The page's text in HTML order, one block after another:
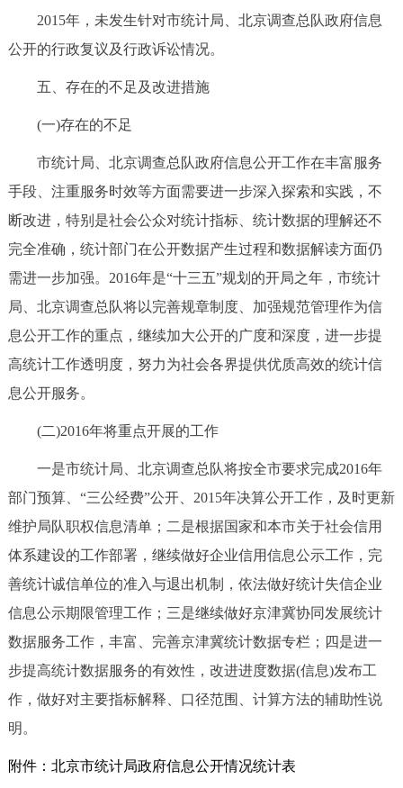
2015年，未发生针对市统计局、北京调查总队政府信息
公开的行政复议及行政诉讼情况。
五、存在的不足及改进措施
(一)存在的不足
市统计局、北京调查总队政府信息公开工作在丰富服务
手段、注重服务时效等方面需要进一步深入探索和实践，不
断改进，特别是社会公众对统计指标、统计数据的理解还不
完全准确，统计部门在公开数据产生过程和数据解读方面仍
需进一步加强。2016年是“十三五”规划的开局之年，市统计
局、北京调查总队将以完善规章制度、加强规范管理作为信
息公开工作的重点，继续加大公开的广度和深度，进一步提
高统计工作透明度，努力为社会各界提供优质高效的统计信
息公开服务。
(二)2016年将重点开展的工作
一是市统计局、北京调查总队将按全市要求完成2016年
部门预算、“三公经费”公开、2015年决算公开工作，及时更新
维护局队职权信息清单；二是根据国家和本市关于社会信用
体系建设的工作部署，继续做好企业信用信息公示工作，完
善统计诚信单位的准入与退出机制，依法做好统计失信企业
信息公示期限管理工作；三是继续做好京津冀协同发展统计
数据服务工作，丰富、完善京津冀统计数据专栏；四是进一
步提高统计数据服务的有效性，改进进度数据(信息)发布工
作，做好对主要指标解释、口径范围、计算方法的辅助性说
明。
附件：北京市统计局政府信息公开情况统计表